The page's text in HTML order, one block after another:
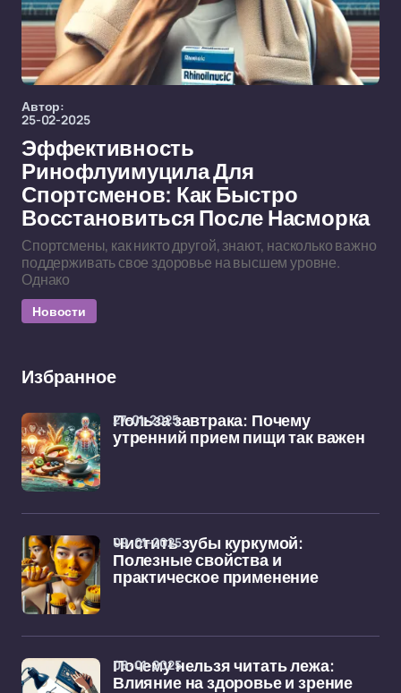
Автор:
25-02-2025
Эффективность
Ринофлуимуцила Для
Спортсменов: Как Быстро
Восстановиться После Насморка
Спортсмены, как никто другой, знают, насколько важно
поддерживать свое здоровье на высшем уровне.
Однако
Новости
Избранное
Польза завтрака: Почему
утренний прием пищи так важен
27-01-2025
Чистить зубы куркумой:
Полезные свойства и
практическое применение
09-01-2025
Почему нельзя читать лежа:
Влияние на здоровье и зрение
08-01-2025